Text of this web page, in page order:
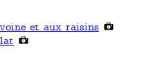
et aux raisins